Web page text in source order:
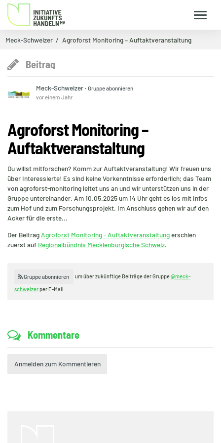
Meck-Schweizer Agroforst Monitoring – Auftaktveranstaltung
Beitrag
Meck-Schweizer·Gruppe abonnieren
vor einem Jahr
Agroforst Monitoring –
Auftaktveranstaltung
Du willst mitforschen? Komm zur Auftaktveranstaltung! Wir freuen uns
über Interessierte! Es sind keine Vorkenntnisse erforderlich; das Team
von agroforst-monitoring leitet uns an und wir unterstützen uns in der
Gruppe untereinander. Am 10.05.2025 um 14 Uhr geht es los mit Infos
zum Hof und zum Forschungsprojekt. Im Anschluss gehen wir auf den
Acker für die erste...
Der Beitrag Agroforst Monitoring - Auftaktveranstaltungerschien
zuerst auf Regionalbündnis Mecklenburgische Schweiz.
Gruppe abonnieren um über zukünftige Beiträge der Gruppe@meck-
schweizerper E-Mail
Kommentare
Anmelden zum Kommentieren